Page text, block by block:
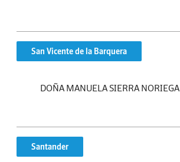
San Vicente de la Barquera
DOÑA MANUELA SIERRA NORIEGA
Santander